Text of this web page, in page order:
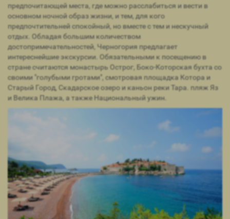
предпочитающей места, где можно расслабиться и вести в
основном ночной образ жизни, и тем, для кого
предпочтительней спокойный, но вместе с тем и нескучный
отдых. Обладая большим количеством
достопримечательностей, Черногория предлагает
интереснейшие экскурсии. Обязательными к посещению в
стране считаются монастырь Острог, Боко-Которская бухта со
своими "голубыми гротами", смотровая площадка Котора и
Старый Город, Скадарское озеро и каньон реки Тара. пляж Яз
и Велика Плажа, а также Национальный ужин.